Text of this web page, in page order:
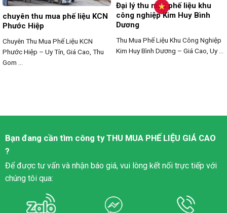
Đại lý thu mua phế liệu khu
công nghiệp Kim Huy Bình
Dương
Thu Mua Phế Liệu Khu Công Nghiệp
Kim Huy Bình Dương – Giá Cao, Uy ...
chuyên thu mua phế liệu KCN
Phước Hiệp
Chuyên Thu Mua Phế Liệu KCN
Phước Hiệp – Uy Tín, Giá Cao, Thu
Gom ...
Bạn đang cần tìm công tyTHU MUA PHẾ LIỆU GIÁ CAO
?
Để được tư vấn và nhận báo giá, vui lòng kết nối trực tiếp với
chúng tôi qua: